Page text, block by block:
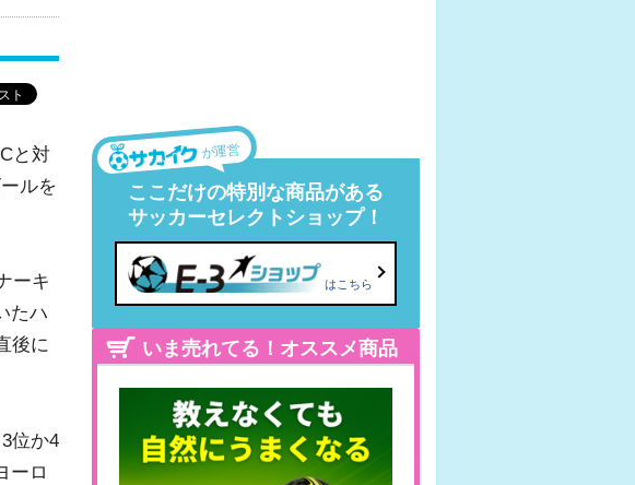
と対
ルを
ーキ
たハ
後に
位か4
ーロ
が運営
ここだけの特別な商品がある
サッカーセレクトショップ！
はこちら
いま売れてる！オススメ商品